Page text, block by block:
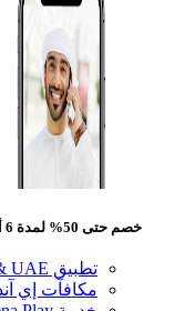
تطبيق e& UAE
مكافآت إي آند مع Smiles